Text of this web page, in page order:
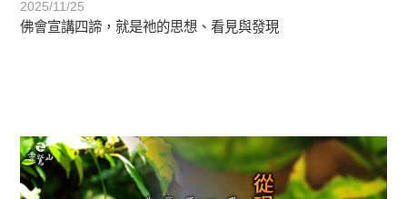
2025/11/25
佛會宣講四諦，就是祂的思想、看見與發現
正法眼-般若期